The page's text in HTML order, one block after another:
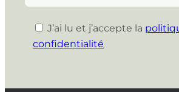
J’ai lu et j’accepte la
confidentialité